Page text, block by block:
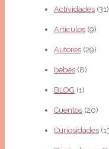
Actividades(31)
Artículos(9)
Autores(29)
bebés(8)
BLOG (1)
Cuentos(20)
Curiosidades